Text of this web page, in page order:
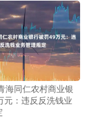
海同仁农村商业银
元：违反反洗钱业